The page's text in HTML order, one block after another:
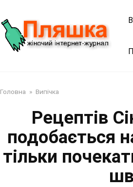
Головна » Випічка
Рецептів
подобається
тільки